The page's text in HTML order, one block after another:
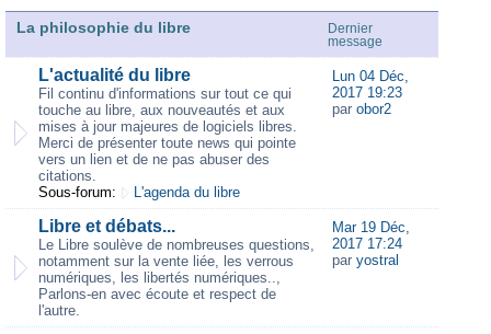
La philosophie du libre
Dernier
message
L'actualité du libre
Fil continu d'informations sur tout ce qui
touche au libre, aux nouveautés et aux
mises à jour majeures de logiciels libres.
Merci de présenter toute news qui pointe
vers un lien et de ne pas abuser des
citations.
Sous-forum:
L'agenda du libre
Lun 04 Déc,
2017 19:23
par obor2
Libre et débats...
Le Libre soulève de nombreuses questions,
notamment sur la vente liée, les verrous
numériques, les libertés numériques..,
Parlons-en avec écoute et respect de
l'autre.
Mar 19 Déc,
2017 17:24
par yostral